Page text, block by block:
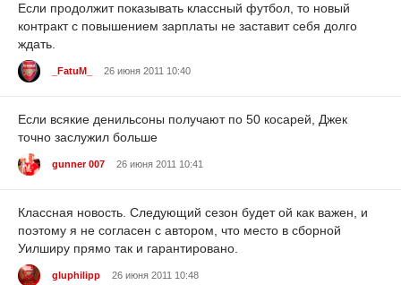
Если продолжит показывать классный футбол, то новый
контракт с повышением зарплаты не заставит себя долго
ждать.
_FatuM_ 26 июня 2011 10:40
Если всякие денильсоны получают по 50 косарей, Джек
точно заслужил больше
gunner 007 26 июня 2011 10:41
Классная новость. Следующий сезон будет ой как важен, и
поэтому я не согласен с автором, что место в сборной
Уилширу прямо так и гарантировано.
gluphilipp 26 июня 2011 10:48